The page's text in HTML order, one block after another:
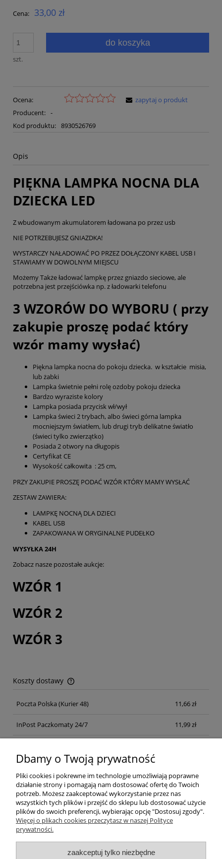
Cena: 33,00 zł
szt.
do koszyka
Ocena:
Producent: -
Kod produktu: 8930526769
zapytaj o produkt
Opis
PIĘKNA LAMPKA NOCNA DLA
DZIECKA LED
Z wbudowanym akumulatorem ładowana po przez usb
NIE POTRZEBUJESZ GNIAZDKA!
WYSTARCZY NAŁADOWAĆ PO PRZEZ DOŁĄCZONY KABEL USB I
STAWIAMY W DOWOLNYM MIEJSCU
Możemy Także ładować lampkę przez gniazdo sieciowe, ale
potrzebna jest przejściówka np. z ładowarki telefonu
3 WZORÓW DO WYBORU ( przy
zakupie proszę podać który
wzór mamy wysłać)
Piękna lampka nocna do pokoju dziecka. w kształcie misia,
lub żabki
Lampka świetnie pełni rolę ozdoby pokoju dziecka
Bardzo wyraziste kolory
Lampka posiada przycisk wł/wył
Lampka świeci 2 trybach, albo świeci górna lampka
mocniejszym światłem, lub drugi tryb delikatne światło
(świeci tylko zwierzątko)
Posiada 2 otwory na długopis
Certyfikat CE
Wysokość całkowita : 25 cm,
PRZY ZAKUPIE PROSZĘ PODAĆ WZÓR KTÓRY MAMY WYSŁAĆ
ZESTAW ZAWIERA:
LAMPKĘ NOCNĄ DLA DZIECI
KABEL USB
ZAPAKOWANA W ORYGINALNE PUDEŁKO
WYSYŁKA 24H
Zobacz nasze pozostałe aukcje:
WZÓR 1
WZÓR 2
WZÓR 3
Koszty dostawy
Cena nie zawiera ewentualnych kosztów płatności
Poczta Polska (Kurier 48) 11,66 zł
InPost Paczkomaty 24/7 11,99 zł
Pomoc
Moje konto
Dbamy o Twoją prywatność
Pliki cookies i pokrewne im technologie umożliwiają poprawne
działanie strony i pomagają nam dostosować ofertę do Twoich
potrzeb. Możesz zaakceptować wykorzystanie przez nas
wszystkich tych plików i przejść do sklepu lub dostosować użycie
plików do swoich preferencji, wybierając opcję "Dostosuj zgody".
Więcej o plikach cookies przeczytasz w naszej Polityce
prywatności.
zaakceptuj tylko niezbędne